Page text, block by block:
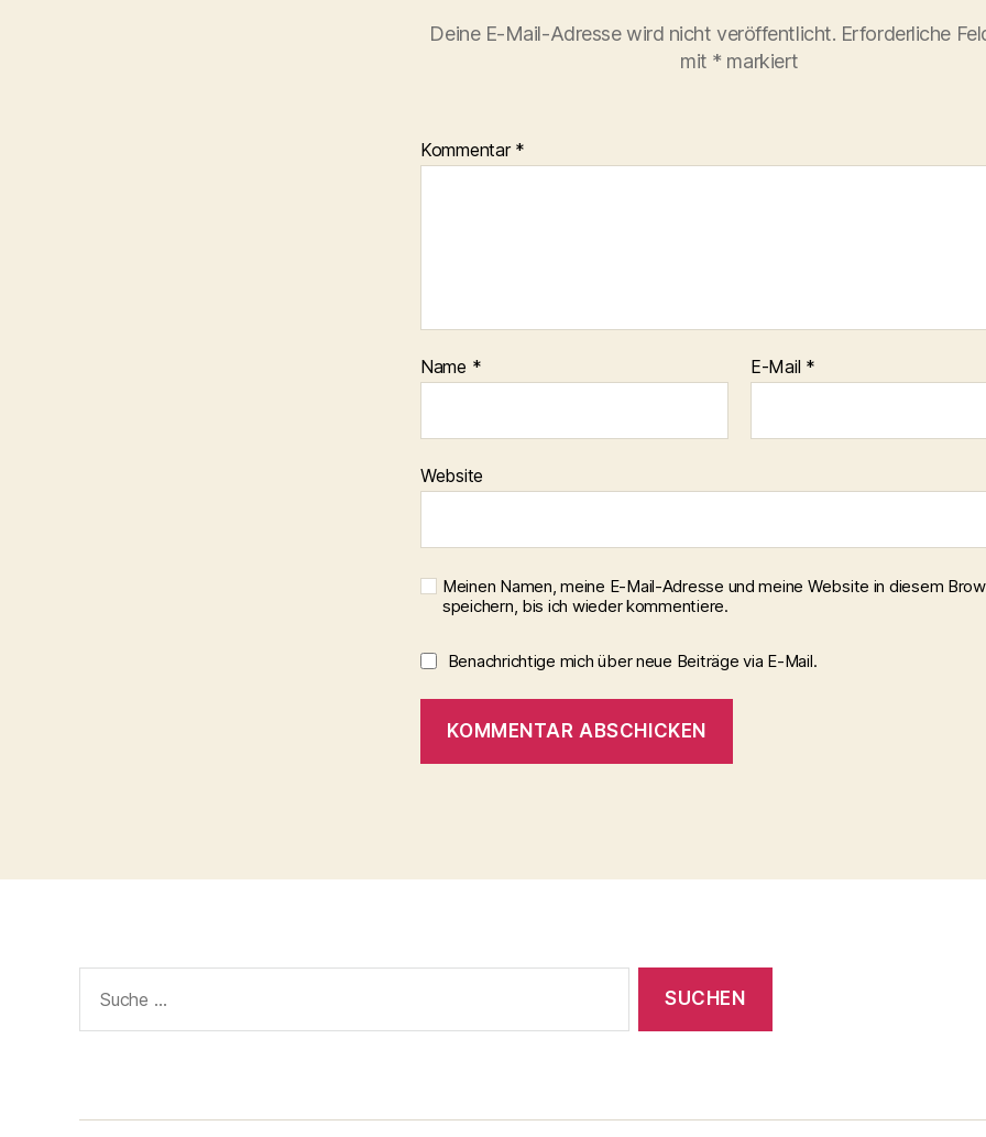
Deine E-Mail-Adresse wird nicht veröffentlicht. Erforderliche
mit * markiert
Kommentar *
Name * E-Mail *
Website
Meinen Namen, meine E-Mail-Adresse und meine Website in diesem
speichern, bis ich wieder kommentiere.
Benachrichtige mich über neue Beiträge via E-Mail.
nach: